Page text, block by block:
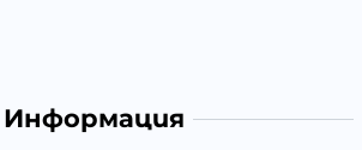
Информация